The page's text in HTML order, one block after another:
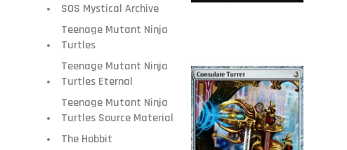
SOS Mystical Archive
Teenage Mutant Ninja
Turtles
Teenage Mutant Ninja
Turtles Eternal
Teenage Mutant Ninja
Turtles Source Material
The Hobbit